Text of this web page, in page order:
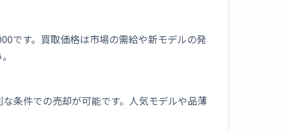
です。買取価格は市場の需給や新モデルの発
条件での売却が可能です。人気モデルや品薄